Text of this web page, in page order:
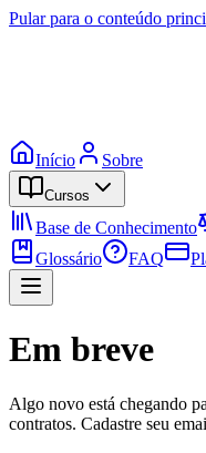
Pular para o conteúdo
Início Sobre
Cursos
Base de Conhecimento
Glossário
FAQ
Em breve
Algo novo está chegando
contratos. Cadastre seu